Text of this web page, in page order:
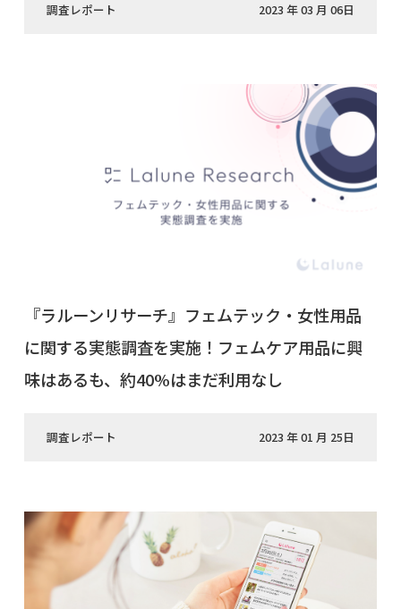
調査レポート 2023 年 03 月 06日
『ラルーンリサーチ』フェムテック・女性用品
に関する実態調査を実施！フェムケア用品に興
味はあるも、約40%はまだ利用なし
調査レポート 2023 年 01 月 25日